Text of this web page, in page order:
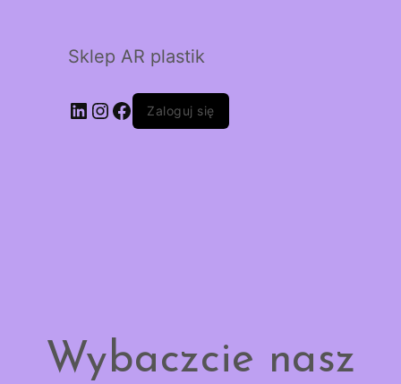
Sklep AR plastik
LinkedIn
Instagram
Facebook
Zaloguj się
Wybaczcie nasz